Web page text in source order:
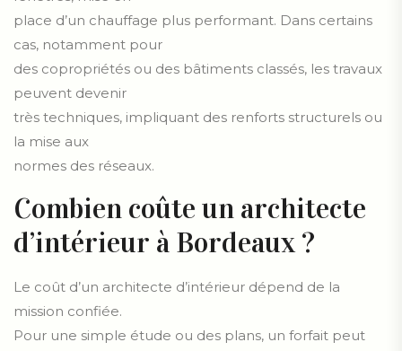
place d’un chauffage plus performant. Dans certains
cas, notamment pour
des copropriétés ou des bâtiments classés, les travaux
peuvent devenir
très techniques, impliquant des renforts structurels ou
la mise aux
normes des réseaux.
Combien coûte un architecte
d’intérieur à Bordeaux ?
Le coût d’un architecte d’intérieur dépend de la
mission confiée.
Pour une simple étude ou des plans, un forfait peut